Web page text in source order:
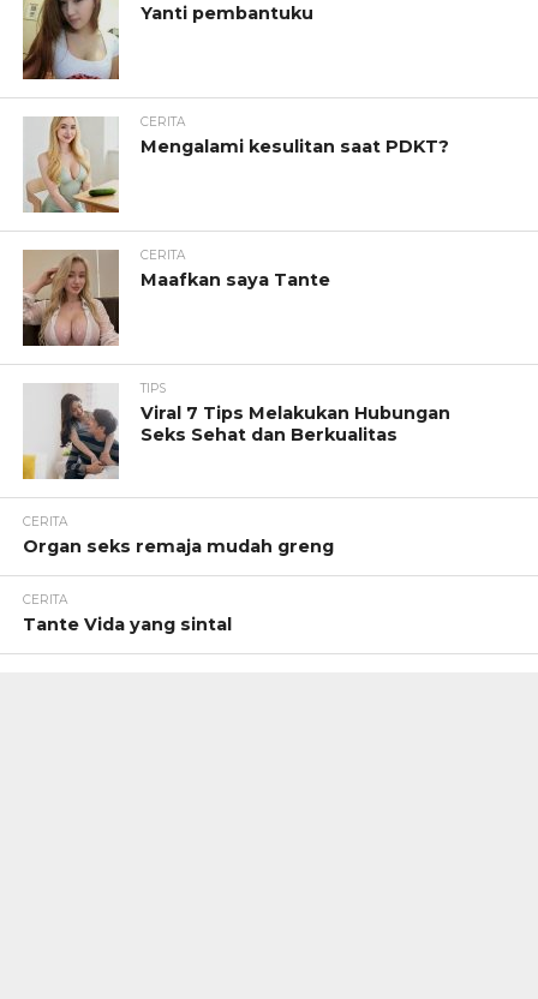
Yanti pembantuku
CERITA
Mengalami kesulitan saat PDKT?
CERITA
Maafkan saya Tante
TIPS
Viral 7 Tips Melakukan Hubungan
Seks Sehat dan Berkualitas
CERITA
Organ seks remaja mudah greng
CERITA
Tante Vida yang sintal